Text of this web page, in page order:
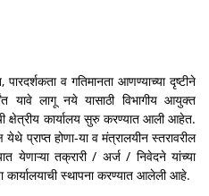
व गतिमानता आणण्याच्या दृष्टीने
यावे लागू नये यासाठी विभागीय आयुक्त
क्षेत्रीय कार्यालय सुरु करण्यात आली आहेत.
प्राप्त होणा-या व मंत्रालयीन स्तरावरील
येणाऱ्या तक्रारी / अर्ज / निवेदने यांच्या
कार्यालयाची स्थापना करण्यात आलेली आहे.